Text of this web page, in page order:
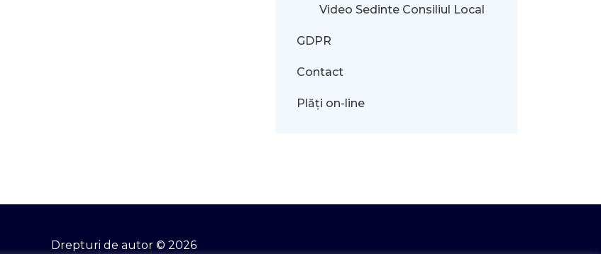
Video Sedinte Consiliul Local
GDPR
Contact
Plăți on-line
Drepturi de autor © 2026